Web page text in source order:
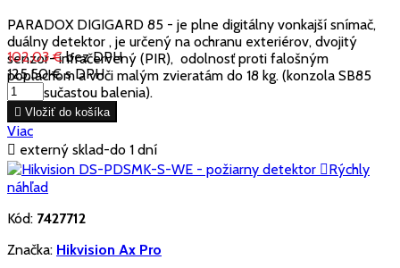
PARADOX DIGIGARD 85 - je plne digitálny vonkajší snímač,
duálny detektor , je určený na ochranu exteriérov, dvojitý
senzor- infračervený (PIR), odolnosť proti falošným
poplachom a voči malým zvieratám do 18 kg. (konzola SB85
nie je sučastou balenia).
102,03 € bez DPH
125,50 € s DPH
 Vložiť do košíka
Viac
 externý sklad-do 1 dní
Rýchly
náhľad
Kód: 7427712
Značka: Hikvision Ax Pro